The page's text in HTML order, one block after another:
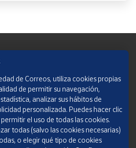
de Correos, utiliza cookies propias
de permitir su navegación,
analizar sus hábitos de
personalizada. Puedes hacer clic
el uso de todas las cookies.
todas (salvo las cookies necesarias)
o elegir qué tipo de cookies